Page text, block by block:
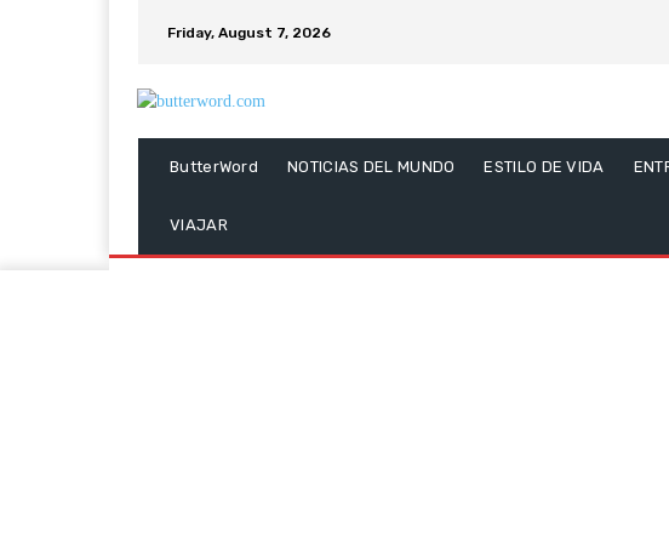
Friday, August 7, 2026
ButterWord NOTICIAS DEL MUNDO ESTILO DE VIDA
VIAJAR